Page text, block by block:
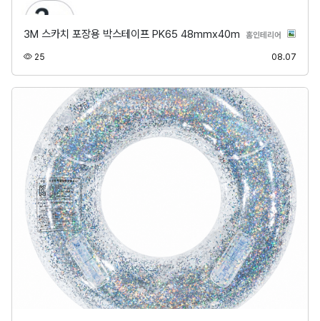
3M 스카치 포장용 박스테이프 PK65 48mmx40m 홈인테리어 분류
25 08.07